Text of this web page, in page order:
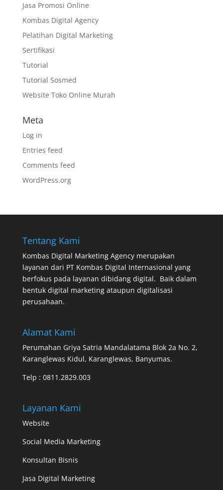
Jasa Promosi Online
Kombas Digital Agency
Pelatihan Digital Marketing
Sertifikasi
Tutorial
Tutorial Sosmed
Website Toko Online Murah
Meta
Log in
Entries feed
Comments feed
WordPress.org
Tentang Kami
Kombas Digital Marketing Agencymerupakan
layanan dari PT Kombas Digital Internasional yang
berfokus pada layanan dibidang digital. Baik dalam
bentuk digital marketing ataupun digitalisasi
perusahaan.
Alamat Kami
Perumahan Griya Satria Mandalatama Blok 2a No. 2,
Karanglewas Kidul, Karanglewas, Banyumas.
Telp : 0811.2829.003
Layanan Kami
Website
Social Media Marketing
Konsultan Bisnis
Jasa Digital Marketing